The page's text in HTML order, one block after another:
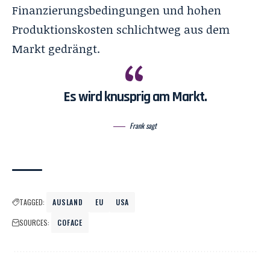
Finanzierungsbedingungen und hohen
Produktionskosten schlichtweg aus dem
Markt gedrängt.
Es wird knusprig am Markt.
Frank sagt
TAGGED: AUSLAND EU
USA
SOURCES:
COFACE